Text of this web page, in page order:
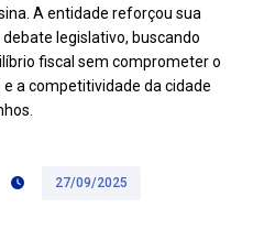
A entidade reforçou sua
legislativo, buscando
fiscal sem comprometer o
a competitividade da cidade
27/09/2025